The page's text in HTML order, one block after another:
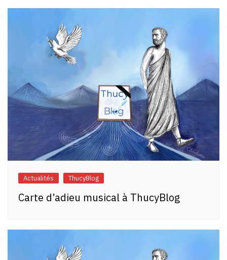
l’article
Actualités ThucyBlog
Carte d’adieu musical à ThucyBlog